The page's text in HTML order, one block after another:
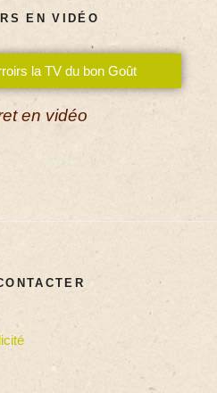
EN VIDÉO
la TV du bon Goût
en vidéo